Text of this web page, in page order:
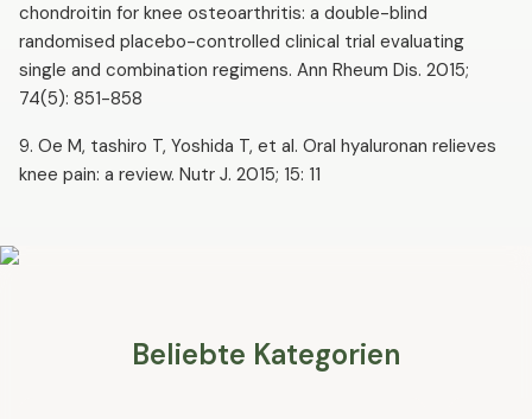
chondroitin for knee osteoarthritis: a double-blind
randomised placebo-controlled clinical trial evaluating
single and combination regimens. Ann Rheum Dis. 2015;
74(5): 851-858
9. Oe M, tashiro T, Yoshida T, et al. Oral hyaluronan relieves
knee pain: a review. Nutr J. 2015; 15: 11
Beliebte Kategorien